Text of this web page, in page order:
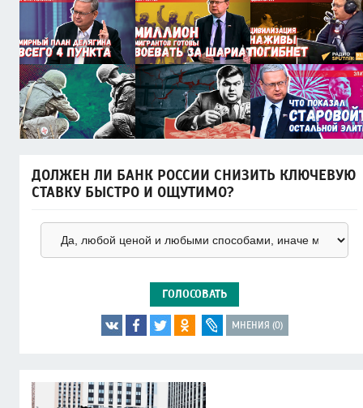
ДОЛЖЕН ЛИ БАНК РОССИИ СНИЗИТЬ КЛЮЧЕВУЮ
СТАВКУ БЫСТРО И ОЩУТИМО?
ГОЛОСОВАТЬ
МНЕНИЯ (0)